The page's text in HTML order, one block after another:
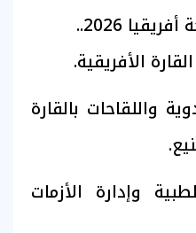
2026..
واللقاحات بالقارة
وإدارة الأزمات